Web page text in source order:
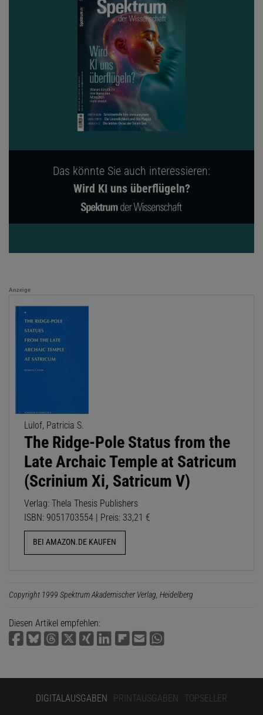
Das könnte Sie auch interessieren:
Wird KI uns überflügeln?
Anzeige
Lulof, Patricia S.
The Ridge-Pole Status from the
Late Archaic Temple at Satricum
(Scrinium Xi, Satricum V)
Verlag: Thela Thesis Publishers
ISBN: 9051703554 | Preis: 33,21 €
BEI AMAZON.DE KAUFEN
Copyright 1999 Spektrum Akademischer Verlag, Heidelberg
Diesen Artikel empfehlen:
DIGITALAUSGABEN PRINTAUSGABEN TOPSELLER